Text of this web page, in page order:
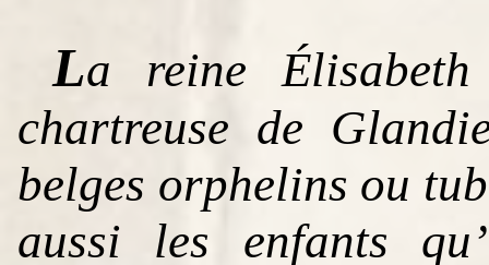
La reine Élisabeth
chartreuse de
belges orphelins ou
aussi les enfants